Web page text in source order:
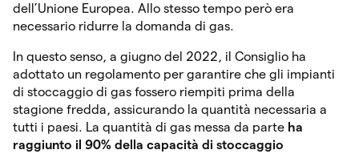
dell’Unione Europea. Allo stesso tempo però era
necessario ridurre la domanda di gas.
In questo senso, a giugno del 2022, il Consiglio ha
adottato un regolamento per garantire che gli impianti
di stoccaggio di gas fossero riempiti prima della
stagione fredda, assicurando la quantità necessaria a
tutti i paesi. La quantità di gas messa da parte ha
raggiunto il 90% della capacità di stoccaggio